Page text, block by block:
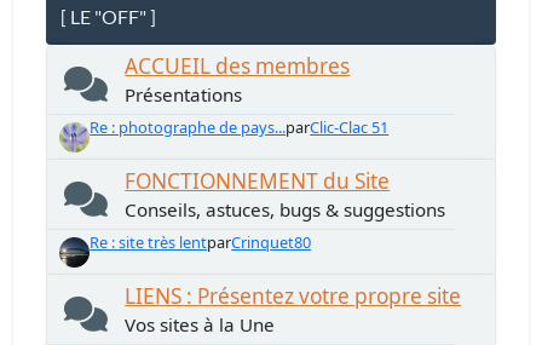
[ LE "OFF" ]
ACCUEIL des membres
Présentations
Re : photographe de pays...parClic-Clac 51
FONCTIONNEMENT du Site
Conseils, astuces, bugs & suggestions
Re : site très lentparCrinquet80
LIENS : Présentez votre propre site
Vos sites à la Une